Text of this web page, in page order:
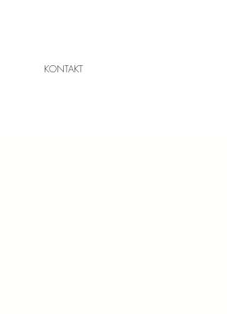
KONTAKT